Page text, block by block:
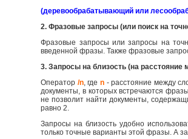
(деревообрабатывающий или
2. Фразовые запросы (или поиск на
Фразовые запросы или запросы на
введенной фразы. Также фразовые
3. Запросы на близость (на
Оператор /n, где n- расстояние между
документы, в которых встречаются
не позволит найти документы,
равно 2.
Запросы на близость удобно
только точные варианты этой фразы. А